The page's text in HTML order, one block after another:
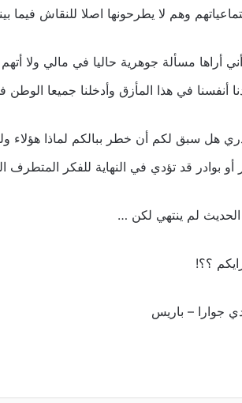
وهم لا يطرحونها اصلا للنقاش فيما
أني أراها مسألة جوهرية حاليا في مالي ولا
أنفسنا في هذا المأزق وأدخلنا جميعا
هل سبق لكم أن خطر ببالكم لماذا هؤلاء
أو بوادر قد تؤدي في النهاية للفكر المتطرف
الحديث لم ينتهي لكن …
؟؟!
جوارا – باريس